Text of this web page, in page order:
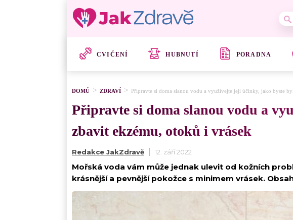
CVIČENÍ HUBNUTÍ PORADNA
DOMŮ ZDRAVÍ Připravte si doma slanou vodu a využívejte její účinky, jako byste
Připravte si doma slanou vodu a
zbavit ekzému, otoků i vrásek
Redakce JakZdravě 12. září 2022
Mořská voda vám může jednak ulevit od kožních
krásnější a pevnější pokožce s minimem vrásek.